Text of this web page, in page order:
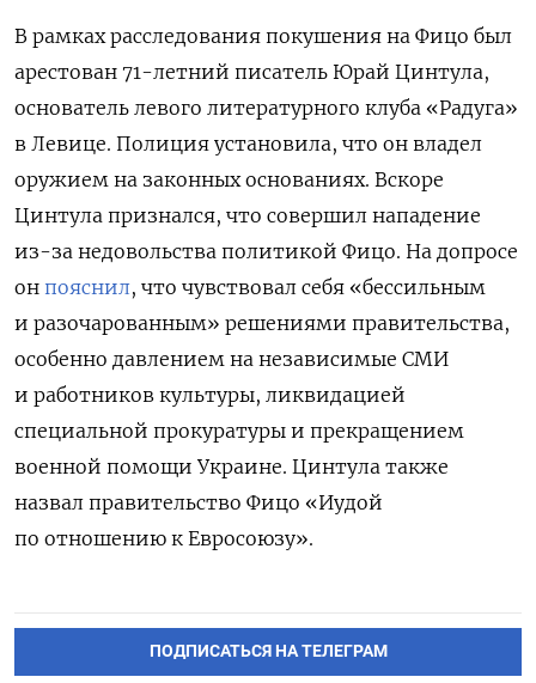
В рамках расследования покушения на Фицо был
арестован 71-летний писатель Юрай Цинтула,
основатель левого литературного клуба «Радуга»
в Левице. Полиция установила, что он владел
оружием на законных основаниях. Вскоре
Цинтула признался, что совершил нападение
из-за недовольства политикой Фицо. На допросе
он пояснил, что чувствовал себя «бессильным
и разочарованным» решениями правительства,
особенно давлением на независимые СМИ
и работников культуры, ликвидацией
специальной прокуратуры и прекращением
военной помощи Украине. Цинтула также
назвал правительство Фицо «Иудой
по отношению к Евросоюзу».
ПОДПИСАТЬСЯ НА ТЕЛЕГРАМ